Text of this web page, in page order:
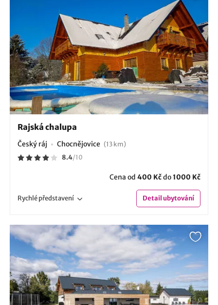
Rajská chalupa
Český ráj Chocnějovice (13 km)
8.4/10
Cena od 400 Kčdo1000 Kč
Rychlépředstavení Detailubytování